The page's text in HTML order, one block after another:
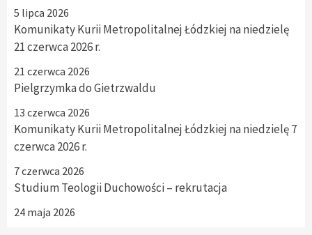
5 lipca 2026
Komunikaty Kurii Metropolitalnej Łódzkiej na niedzielę
21 czerwca 2026 r.
21 czerwca 2026
Pielgrzymka do Gietrzwaldu
13 czerwca 2026
Komunikaty Kurii Metropolitalnej Łódzkiej na niedzielę 7
czerwca 2026 r.
7 czerwca 2026
Studium Teologii Duchowości – rekrutacja
24 maja 2026